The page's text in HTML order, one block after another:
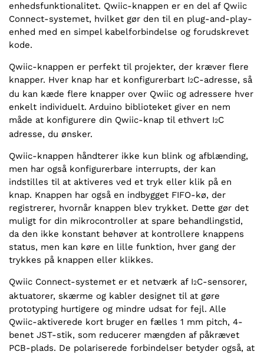
enhedsfunktionalitet. Qwiic-knappen er en del af Qwiic
Connect-systemet, hvilket gør den til en plug-and-play-
enhed med en simpel kabelforbindelse og forudskrevet
kode.
Qwiic-knappen er perfekt til projekter, der kræver flere
knapper. Hver knap har et konfigurerbart I2C-adresse, så
du kan kæde flere knapper over Qwiic og adressere hver
enkelt individuelt. Arduino biblioteket giver en nem
måde at konfigurere din Qwiic-knap til ethvert I2C
adresse, du ønsker.
Qwiic-knappen håndterer ikke kun blink og afblænding,
men har også konfigurerbare interrupts, der kan
indstilles til at aktiveres ved et tryk eller klik på en
knap. Knappen har også en indbygget FIFO-kø, der
registrerer, hvornår knappen blev trykket. Dette gør det
muligt for din mikrocontroller at spare behandlingstid,
da den ikke konstant behøver at kontrollere knappens
status, men kan køre en lille funktion, hver gang der
trykkes på knappen eller klikkes.
Qwiic Connect-systemet er et netværk af I2C-sensorer,
aktuatorer, skærme og kabler designet til at gøre
prototyping hurtigere og mindre udsat for fejl. Alle
Qwiic-aktiverede kort bruger en fælles 1 mm pitch, 4-
benet JST-stik, som reducerer mængden af påkrævet
PCB-plads. De polariserede forbindelser betyder også, at